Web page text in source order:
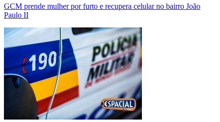
GCM prende mulher por furto e recupera celular no bairro João
Paulo II